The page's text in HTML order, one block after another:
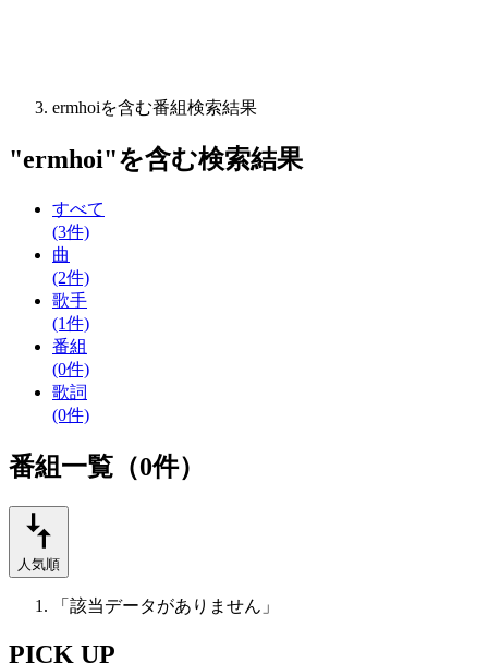
ermhoiを含む番組検索結果
"ermhoi"を含む検索結果
すべて
(3件)
曲
(2件)
歌手
(1件)
番組
(0件)
歌詞
(0件)
番組一覧（0件）
人気順
「該当データがありません」
PICK UP